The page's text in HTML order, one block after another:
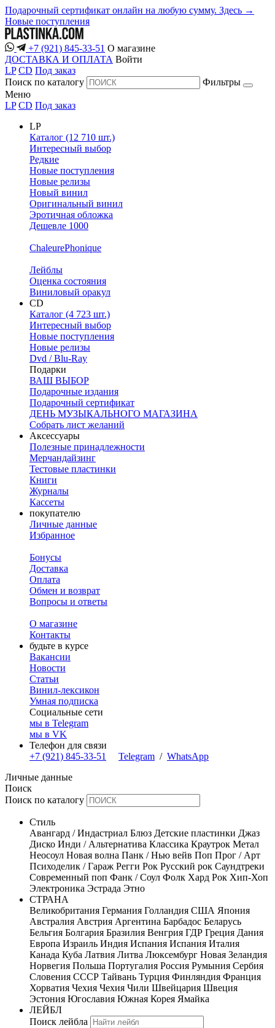
Подарочный сертификат онлайн на любую сумму. Здесь →
Новые поступления
+7 (921) 845-33-51 О магазине
ДОСТАВКА И ОПЛАТА Войти
LP CD Под заказ
Поиск по каталогу
Фильтры
Меню
LP CD Под заказ
LP
Каталог (12 710 шт.)
Интересный выбор
Редкие
Новые поступления
Новые релизы
Новый винил
Оригинальный винил
Эротичная обложка
Дешевле 1000
ChaleurePhonique
Лейблы
Оценка состояния
Виниловый оракул
CD
Каталог (4 723 шт.)
Интересный выбор
Новые поступления
Новые релизы
Dvd / Blu-Ray
Подарки
ВАШ ВЫБОР
Подарочные издания
Подарочный сертификат
ДЕНЬ МУЗЫКАЛЬНОГО МАГАЗИНА
Собрать лист желаний
Аксессуары
Полезные принадлежности
Мерчандайзинг
Тестовые пластинки
Книги
Журналы
Кассеты
покупателю
Личные данные
Избранное
Бонусы
Доставка
Оплата
Обмен и возврат
Вопросы и ответы
О магазине
Контакты
будьте в курсе
Вакансии
Новости
Статьи
Винил-лексикон
Умная подписка
Социальные сети
мы в Telegram
мы в VK
Телефон для связи
+7 (921) 845-33-51
Telegram / WhatsApp
Личные данные
Поиск
Поиск по каталогу
Стиль
Авангард / Индастриал Блюз Детские пластинки Джаз
Диско Инди / Альтернатива Классика Краутрок Метал
Неосоул Новая волна Панк / Нью вейв Поп Прог / Арт
Психоделик / Гараж Регги Рок Русский рок Саундтреки
Современный поп Фанк / Соул Фолк Хард Рок Хип-Хоп
Электроника Эстрада Этно
СТРАНА
Великобритания Германия Голландия США Япония
Австралия Австрия Аргентина Барбадос Беларусь
Бельгия Болгария Бразилия Венгрия ГДР Греция Дания
Европа Израиль Индия Испания Испания Италия
Канада Куба Латвия Литва Люксембург Новая Зеландия
Норвегия Польша Португалия Россия Румыния Сербия
Словения СССР Тайвань Турция Финляндия Франция
Хорватия Чехия Чехия Чили Швейцария Швеция
Эстония Югославия Южная Корея Ямайка
ЛЕЙБЛ
Поиск лейбла